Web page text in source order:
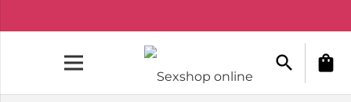
search shopping_bag